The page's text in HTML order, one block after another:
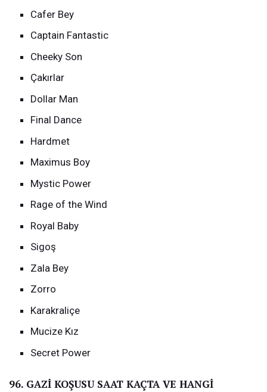
Cafer Bey
Captain Fantastic
Cheeky Son
Çakırlar
Dollar Man
Final Dance
Hardmet
Maximus Boy
Mystic Power
Rage of the Wind
Royal Baby
Sigoş
Zala Bey
Zorro
Karakraliçe
Mucize Kız
Secret Power
96. GAZİ KOŞUSU SAAT KAÇTA VE HANGİ